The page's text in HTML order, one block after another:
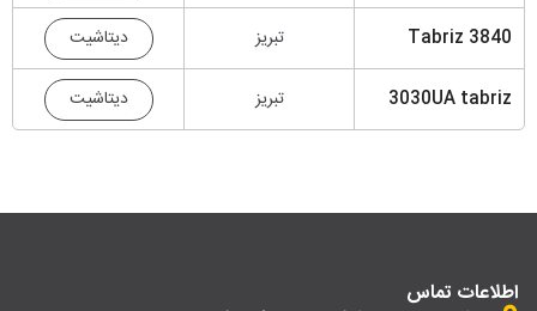
3840 Tabriz تبریز دیتاشیت
3030UA tabriz تبریز دیتاشیت
اطلاعات تماس